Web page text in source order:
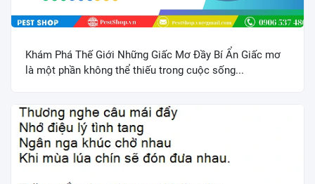
Khám Phá Thế Giới Những Giấc Mơ Đầy Bí Ẩn Giấc mơ
là một phần không thể thiếu trong cuộc sống...